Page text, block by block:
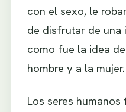
con el sexo, le
de disfrutar de una
como fue la idea
hombre y a la mujer.
Los seres